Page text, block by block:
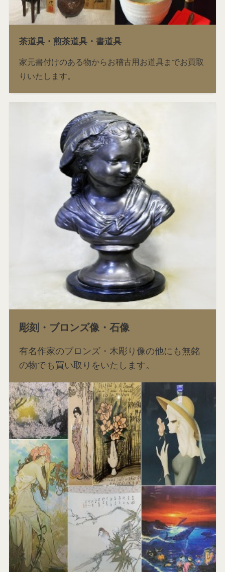
茶道具・煎茶道具・書道具
家元書付けのある物からお稽古用お道具までお買取
りいたします。
彫刻・ブロンズ像・石像
有名作家のブロンズ・木彫り像の他にも無銘
の物でも買い取りをいたします。